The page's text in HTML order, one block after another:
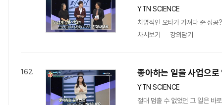
YTN SCIENCE
치명적인 오타가 가져다 준 성공
차시보기
강의담기
162. 좋아하는 일을 사업으
YTN SCIENCE
절대 멈출 수 없었던 그 일은 바